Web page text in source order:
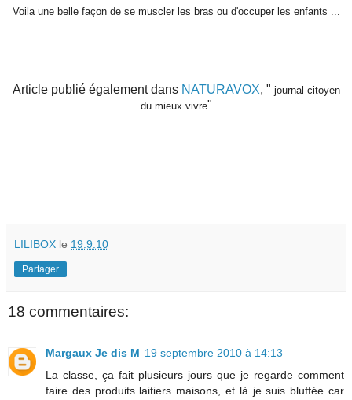
Voila une belle façon de se muscler les bras ou d'occuper les enfants ...
Article publié également dans NATURAVOX, " journal citoyen
du mieux vivre"
LILIBOX le 19.9.10
Partager
18 commentaires:
Margaux Je dis M 19 septembre 2010 à 14:13
La classe, ça fait plusieurs jours que je regarde comment
faire des produits laitiers maisons, et là je suis bluffée car